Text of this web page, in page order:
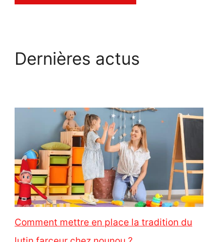
Dernières actus
Comment mettre en place la tradition du